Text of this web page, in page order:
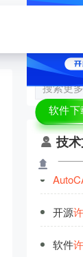
技
开源许
软件许